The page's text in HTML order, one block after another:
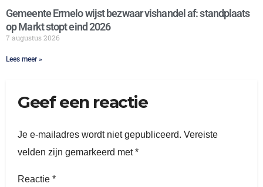
Gemeente Ermelo wijst bezwaar vishandel af: standplaats
op Markt stopt eind 2026
7 augustus 2026
Lees meer »
Geef een reactie
Je e-mailadres wordt niet gepubliceerd. Vereiste
velden zijn gemarkeerd met*
Reactie *